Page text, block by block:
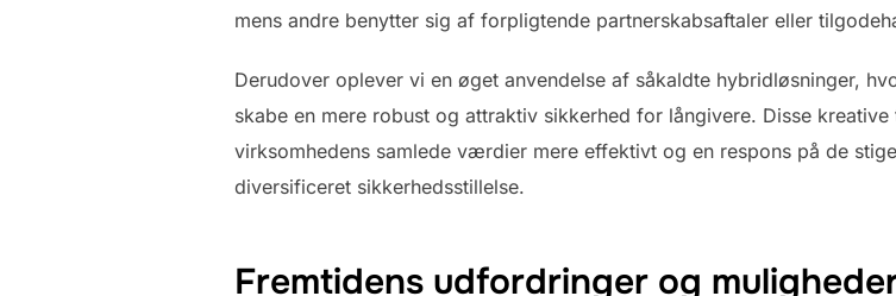
mens andre benytter sig af forpligtende partnerskabsaftaler eller
Derudover oplever vi en øget anvendelse af såkaldte hybridløsninger,
skabe en mere robust og attraktiv sikkerhed for långivere. Disse
virksomhedens samlede værdier mere effektivt og en respons på de
diversificeret sikkerhedsstillelse.
Fremtidens udfordringer og